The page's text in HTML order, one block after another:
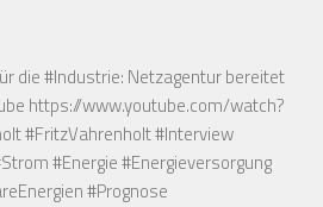
die #Industrie: Netzagentur bereitet
https://www.youtube.com/watch?
#FritzVahrenholt #Interview
#Energie #Energieversorgung
#Prognose